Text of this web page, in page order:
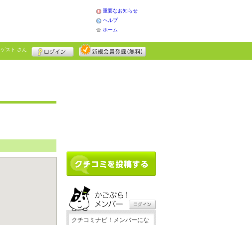
重要なお知らせ
ヘルプ
ホーム
ゲスト さん
クチコミナビ！メンバーにな